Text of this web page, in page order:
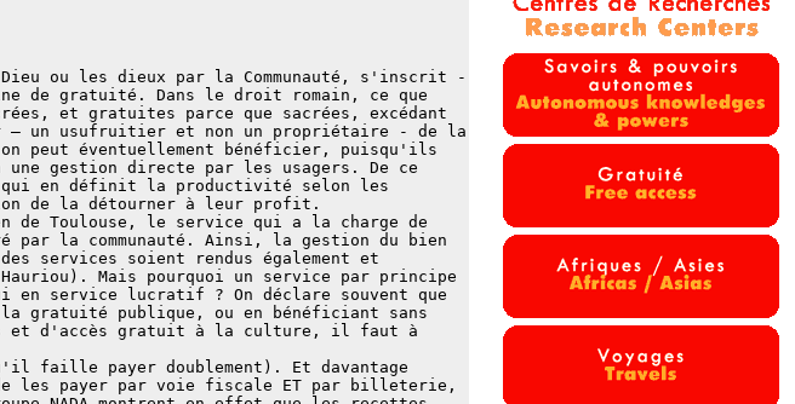
ou les dieux par la Communauté, s'inscrit -
de gratuité. Dans le droit romain, ce que
et gratuites parce que sacrées, excédant
— un usufruitier et non un propriétaire - de la
peut éventuellement bénéficier, puisqu'ils
une gestion directe par les usagers. De ce
qui en définit la productivité selon les
de la détourner à leur profit.
Toulouse, le service qui a la charge de
par la communauté. Ainsi, la gestion du bien
services soient rendus également et
Mais pourquoi un service par principe
service lucratif ? On déclare souvent que
gratuité publique, ou en bénéficiant sans
et d'accès gratuit à la culture, il faut à
faille payer doublement). Et davantage
les payer par voie fiscale ET par billeterie,